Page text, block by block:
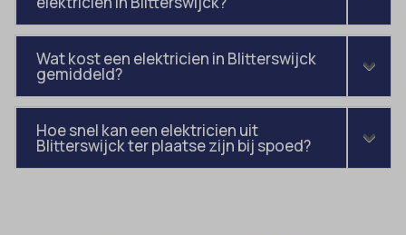
Wat kost een elektricien in Blitterswijck
gemiddeld?
Hoe snel kan een elektricien uit
Blitterswijck ter plaatse zijn bij spoed?
wp-settings-time-*
wpl_viewed_cookie
et-saving-post-*
euCookie
ext_name
ezTOC_hidetoc-0
fs-cc